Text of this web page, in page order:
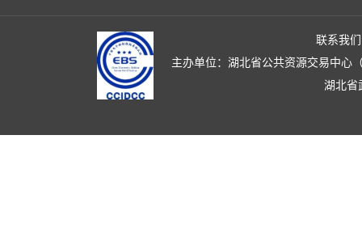
联系我们
主办单位：湖北省公共资源交易中心
湖北省